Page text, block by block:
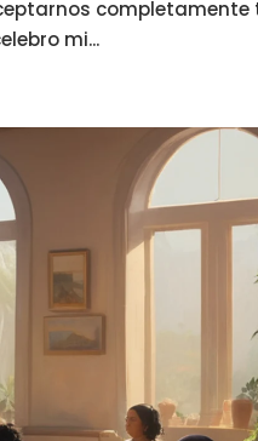
completamente
mi...